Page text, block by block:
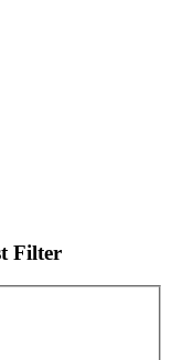
Filter